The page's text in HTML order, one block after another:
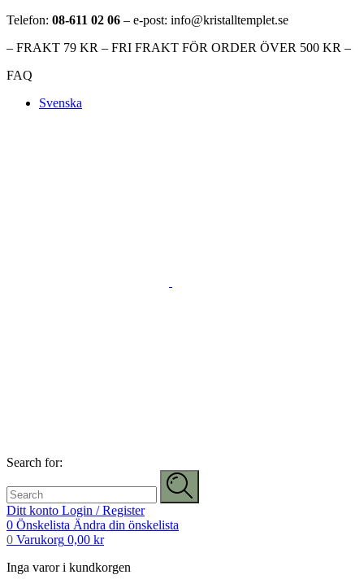
Telefon: 08-611 02 06 – e-post: info@kristalltemplet.se
– FRAKT 79 KR – FRI FRAKT FÖR ORDER ÖVER 500 KR –
FAQ
Svenska
Search for:
Ditt konto Login / Register
0 Önskelista Ändra din önskelista
0 Varukorg 0,00 kr
Inga varor i kundkorgen